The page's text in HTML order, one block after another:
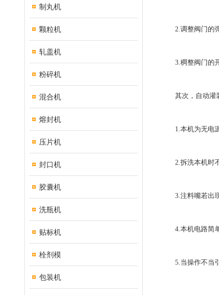
制丸机
颗粒机
轧盖机
粉碎机
混合机
熔封机
压片机
封口机
胶囊机
洗瓶机
贴标机
栓剂模
包装机
2.调整阀门的弹
3.稠整阀门的开
其次，自动灌装
1.本机为无电源
2.拆洗本机时不
3.注料嘴若出现
4.本机电路简单
5.当操作不当引